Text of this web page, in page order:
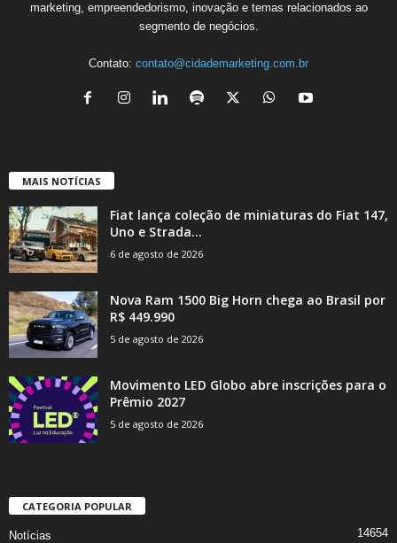
marketing, empreendedorismo, inovação e temas relacionados ao
segmento de negócios.
Contato: contato@cidademarketing.com.br
MAIS NOTÍCIAS
Fiat lança coleção de miniaturas do Fiat 147,
Uno e Strada...
6 de agosto de 2026
Nova Ram 1500 Big Horn chega ao Brasil por
R$ 449.990
5 de agosto de 2026
Movimento LED Globo abre inscrições para o
Prêmio 2027
5 de agosto de 2026
CATEGORIA POPULAR
Notícias 14654